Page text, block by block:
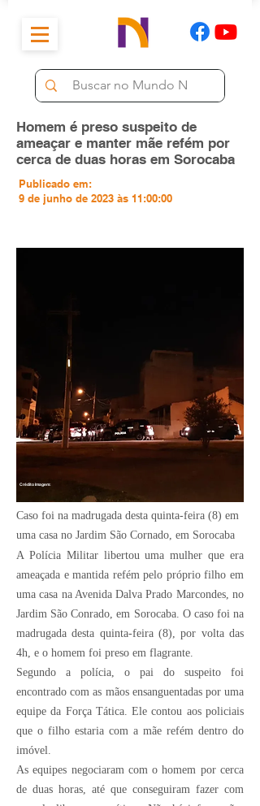
Homem é preso suspeito de
ameaçar e manter mãe refém por
cerca de duas horas em Sorocaba
Publicado em:
9 de junho de 2023 às 11:00:00
Crédito Imagem:
Caso foi na madrugada desta quinta-feira (8) em
uma casa no Jardim São Cornado, em Sorocaba
A Polícia Militar libertou uma mulher que era
ameaçada e mantida refém pelo próprio filho em
uma casa na Avenida Dalva Prado Marcondes, no
Jardim São Conrado, em Sorocaba. O caso foi na
madrugada desta quinta-feira (8), por volta das
4h, e o homem foi preso em flagrante.
Segundo a polícia, o pai do suspeito foi
encontrado com as mãos ensanguentadas por uma
equipe da Força Tática. Ele contou aos policiais
que o filho estaria com a mãe refém dentro do
imóvel.
As equipes negociaram com o homem por cerca
de duas horas, até que conseguiram fazer com